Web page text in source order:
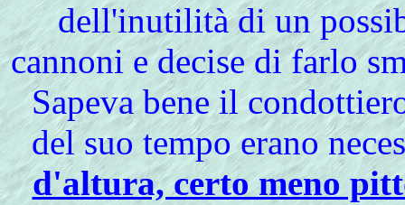
dell'inutilità di un
cannoni e decise di farlo
Sapeva bene il
del suo tempo erano
d'altura, certo meno